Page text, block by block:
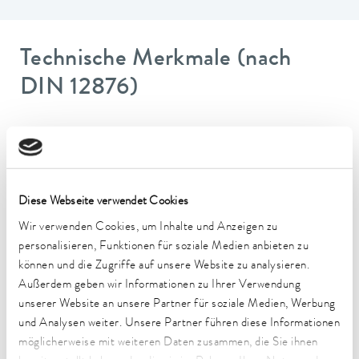
Diese Webseite verwendet Cookies
Wir verwenden Cookies, um Inhalte und Anzeigen zu
personalisieren, Funktionen für soziale Medien anbieten zu
können und die Zugriffe auf unsere Website zu analysieren.
Außerdem geben wir Informationen zu Ihrer Verwendung
unserer Website an unsere Partner für soziale Medien, Werbung
und Analysen weiter. Unsere Partner führen diese Informationen
möglicherweise mit weiteren Daten zusammen, die Sie ihnen
Technische Merkmale (nach
DIN 12876)
Arbeitstemperaturbereich
-50 ... 200 °C
5 ... 40 °C
Temperaturkonstanz
0.02 ± K
Heizleistung max.
Leistungsaufnahme max.